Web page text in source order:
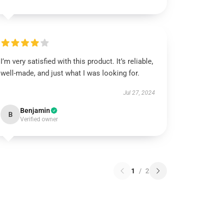
I’m very satisfied with this product. It’s reliable,
well-made, and just what I was looking for.
Jul 27, 2024
B Benjamin
Verified owner
1 / 2